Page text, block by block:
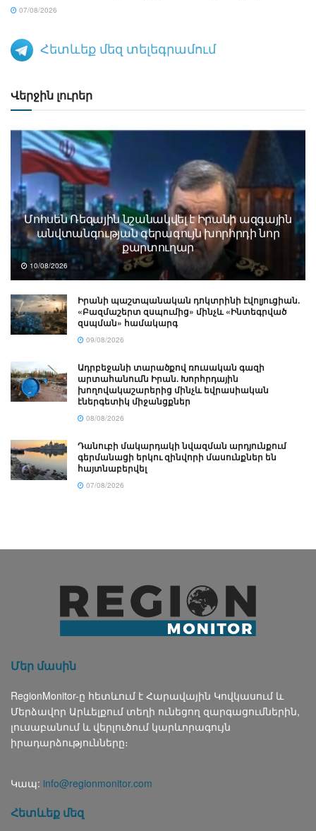
07/08/2026
Հետևեք մեզ տելեգրամում
Վերջին լուրեր
Մոհսեն Ռեզային նշանակվել է Իրանի ազգային
անվտանգության գերագույն խորհրդի նոր
քարտուղար
10/08/2026
Իրանի պաշտպանական դոկտրինի էվոլյուցիան.
«Բազմաշերտ զսպումից» մինչև «Ինտեգրված
զսպման» համակարգ
09/08/2026
Ադրբեջանի տարածքով ռուսական գազի
արտահանումն Իրան. Խորհրդային
խողովակաշարերից մինչև եվրասիական
էներգետիկ միջանցքներ
08/08/2026
Դանուբի մակարդակի նվազման արդյունքում
գերմանացի երկու զինվորի մասունքներ են
հայտնաբերվել
07/08/2026
Մեր մասին
RegionMonitor-ը հետևում է Հարավային Կովկասում և
Մերձավոր Արևելքում տեղի ունեցող զարգացումներին,
լուսաբանում և վերլուծում կարևորագույն
իրադարձությունները։
Կապ: info@regionmonitor.com
Հետևեք մեզ